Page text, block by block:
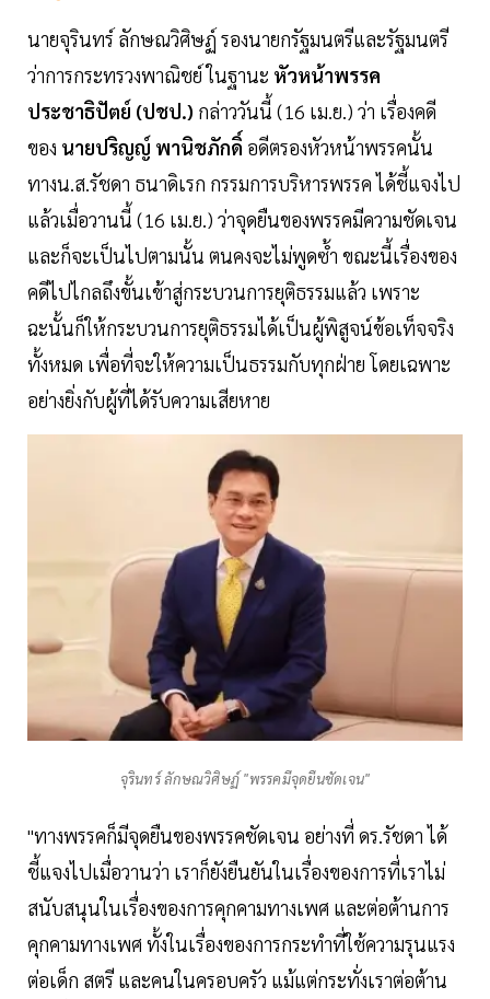
นายจุรินทร์ ลักษณวิศิษฏ์ รองนายกรัฐมนตรีและรัฐมนตรี
ว่าการกระทรวงพาณิชย์ ในฐานะ หัวหน้าพรรค
ประชาธิปัตย์ (ปชป.) กล่าววันนี้ (16 เม.ย.) ว่า เรื่องคดี
ของ นายปริญญ์ พานิชภักดิ์ อดีตรองหัวหน้าพรรคนั้น
ทางน.ส.รัชดา ธนาดิเรก กรรมการบริหารพรรค ได้ชี้แจงไป
แล้วเมื่อวานนี้ (16 เม.ย.) ว่าจุดยืนของพรรคมีความชัดเจน
และก็จะเป็นไปตามนั้น ตนคงจะไม่พูดซ้ำ ขณะนี้เรื่องของ
คดีไปไกลถึงขั้นเข้าสู่กระบวนการยุติธรรมแล้ว เพราะ
ฉะนั้นก็ให้กระบวนการยุติธรรมได้เป็นผู้พิสูจน์ข้อเท็จจริง
ทั้งหมด เพื่อที่จะให้ความเป็นธรรมกับทุกฝ่าย โดยเฉพาะ
อย่างยิ่งกับผู้ที่ได้รับความเสียหาย
จุรินทร์ ลักษณวิศิษฏ์ "พรรคมีจุดยืนชัดเจน"
"ทางพรรคก็มีจุดยืนของพรรคชัดเจน อย่างที่ ดร.รัชดา ได้
ชี้แจงไปเมื่อวานว่า เราก็ยังยืนยันในเรื่องของการที่เราไม่
สนับสนุนในเรื่องของการคุกคามทางเพศ และต่อต้านการ
คุกคามทางเพศ ทั้งในเรื่องของการกระทำที่ใช้ความรุนแรง
ต่อเด็ก สตรี และคนในครอบครัว แม้แต่กระทั่งเราต่อต้าน